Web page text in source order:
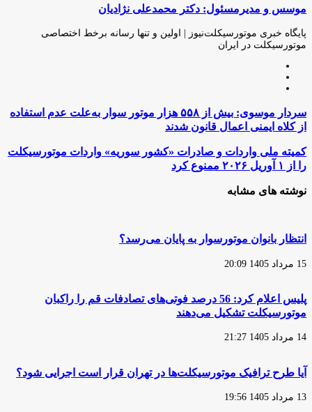
از
ایمیل
موسس و مدیرمسئول: دکتر محمدعلی نژادیان
پایگاه خبری موتورسیکلت‌نیوز | اولین و تنها رسانه برخط اختصاصی
موتورسیکلت در ایران
سردار
موسوی:
بیش
از
۵۵۸
هزار
سوار
از
ایمنی
شدند
سردار موسوی: بیش از ۵۵۸ هزار موتور سوار به‌علت عدم استفاده
از کلاه ایمنی اعمال قانون شدند
کمیته
ملی
واردات
و
صادرات
واردات
موتورسیکلت
از
آوریل
۲۰۲۶
ممنوع
کمیته ملی واردات و صادرات «کشور سوریه» واردات موتورسیکلت
را از ۱ آوریل ۲۰۲۶ ممنوع کرد
نوشته های مشابه
انتظار بانوان موتورسوار به پایان می‌رسد؟
15 مرداد 1405 20:09
پلیس اعلام کرد: 56 درصد فوتی‌های تصادفات قم را راکبان
موتورسیکلت تشکیل می‌دهند
14 مرداد 1405 21:27
آیا طرح ترافیک موتورسیکلت‌ها در تهران قرار است اجرایی شود؟
13 مرداد 1405 19:56